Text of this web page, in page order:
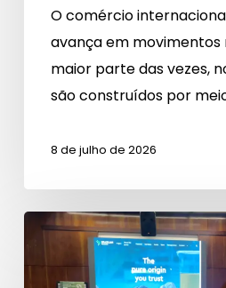
O comércio
avança em movimentos
maior parte das vezes,
são construídos por
8 de julho de 2026
Business
Connection